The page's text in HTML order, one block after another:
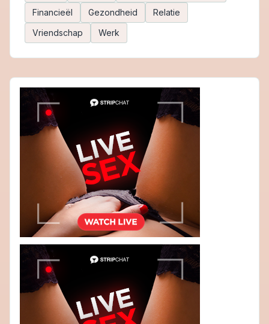
Financieël
Gezondheid
Relatie
Vriendschap
Werk